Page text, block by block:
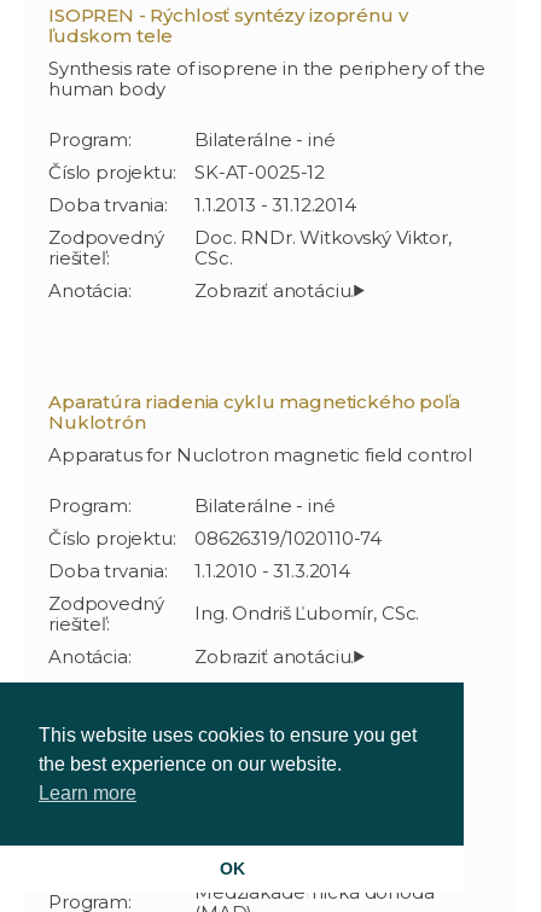
ISOPREN - Rýchlosť syntézy izoprénu v
ľudskom tele
Synthesis rate of isoprene in the periphery of the
human body
Program:
Bilaterálne - iné
Číslo projektu:
SK-AT-0025-12
Doba trvania:
1.1.2013 - 31.12.2014
Zodpovedný
riešiteľ:
Doc. RNDr. Witkovský Viktor,
CSc.
Anotácia:
Aparatúra riadenia cyklu magnetického poľa
Nuklotrón
Apparatus for Nuclotron magnetic field control
Program:
Bilaterálne - iné
Číslo projektu:
08626319/1020110-74
Doba trvania:
1.1.2010 - 31.3.2014
Zodpovedný
riešiteľ:
Ing. Ondriš Ľubomír, CSc.
Anotácia:
Neinvazívne meranie a informačná analýza
bioelektrických signálov
analysis of bioelectric signals
Program:
Medziakademická dohoda
This website uses cookies to ensure you get
the best experience on our website.
Learn more
OK